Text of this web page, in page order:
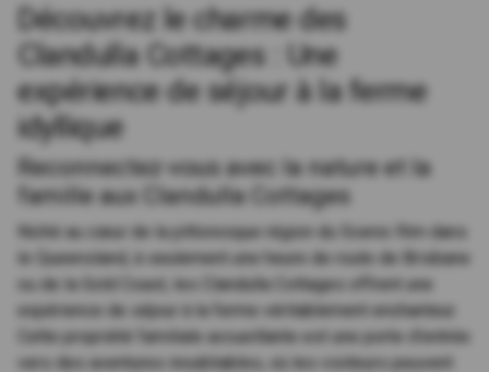
Découvrez le charme des
Clandulla Cottages : Une
expérience de séjour à la ferme
idyllique
Reconnectez-vous avec la nature et la
famille aux Clandulla Cottages
Niché au cœur de la pittoresque région du Scenic Rim dans
le Queensland, à seulement une heure de route de Brisbane
ou de la Gold Coast, les Clandulla Cottages offrent une
expérience de séjour à la ferme véritablement enchanteur.
Cette propriété familiale accueillante est une porte d'entrée
vers des aventures inoubliables, où les visiteurs peuvent